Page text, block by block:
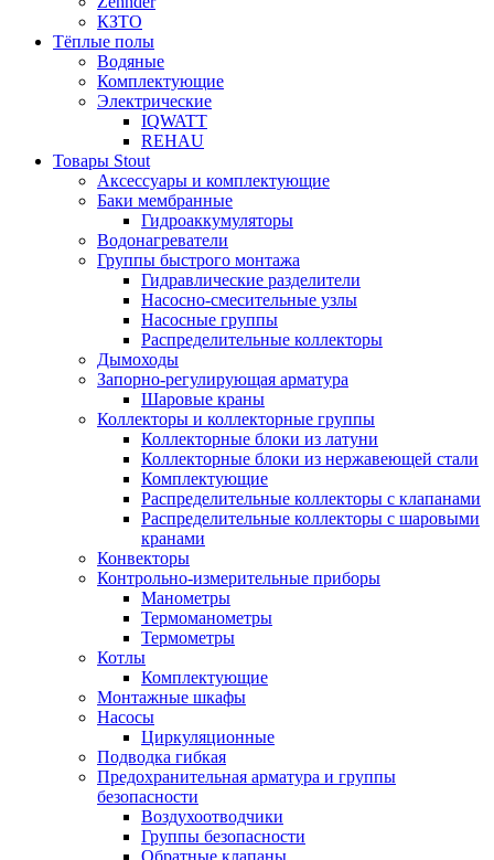
КЗТО
Тёплые полы
Водяные
Комплектующие
Электрические
IQWATT
REHAU
Товары Stout
Аксессуары и комплектующие
Баки мембранные
Гидроаккумуляторы
Водонагреватели
Группы быстрого монтажа
Гидравлические разделители
Насосно-смесительные узлы
Насосные группы
Распределительные коллекторы
Дымоходы
Запорно-регулирующая арматура
Шаровые краны
Коллекторы и коллекторные группы
Коллекторные блоки из латуни
Коллекторные блоки из нержавеющей стали
Комплектующие
Распределительные коллекторы с клапанами
Распределительные коллекторы с шаровыми
кранами
Конвекторы
Контрольно-измерительные приборы
Манометры
Термоманометры
Термометры
Котлы
Комплектующие
Монтажные шкафы
Насосы
Циркуляционные
Подводка гибкая
Предохранительная арматура и группы
безопасности
Воздухоотводчики
Группы безопасности
Обратные клапаны